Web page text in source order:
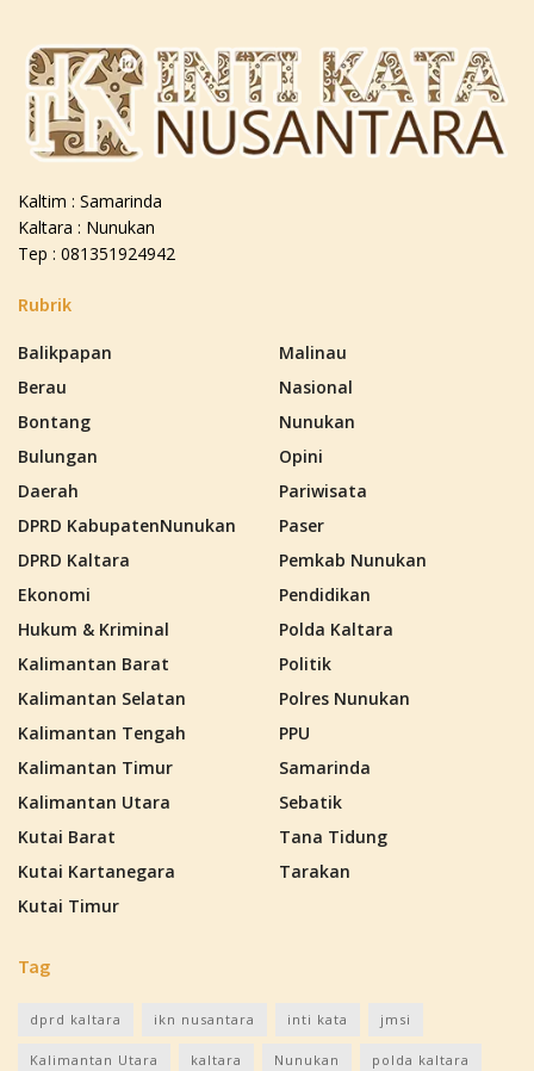
Kaltim : Samarinda
Kaltara : Nunukan
Tep : 081351924942
Rubrik
Balikpapan
Berau
Bontang
Bulungan
Daerah
DPRD KabupatenNunukan
DPRD Kaltara
Ekonomi
Hukum & Kriminal
Kalimantan Barat
Kalimantan Selatan
Kalimantan Tengah
Kalimantan Timur
Kalimantan Utara
Kutai Barat
Kutai Kartanegara
Kutai Timur
Malinau
Nasional
Nunukan
Opini
Pariwisata
Paser
Pemkab Nunukan
Pendidikan
Polda Kaltara
Politik
Polres Nunukan
PPU
Samarinda
Sebatik
Tana Tidung
Tarakan
Tag
dprd kaltara ikn nusantara inti kata jmsi
Kalimantan Utara kaltara Nunukan polda kaltara